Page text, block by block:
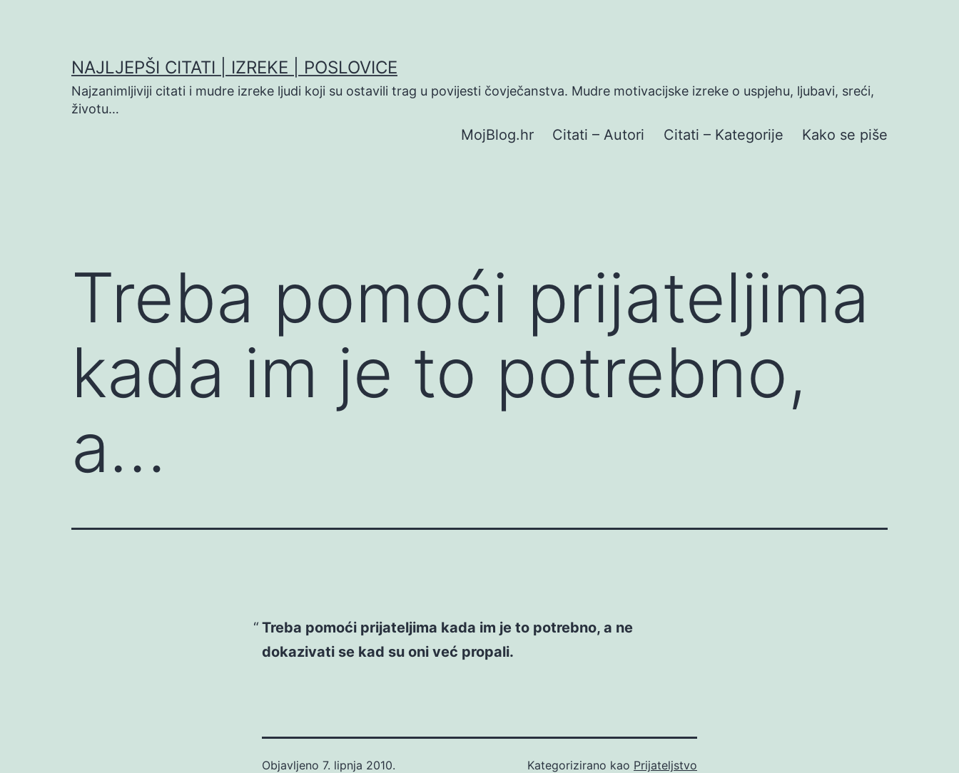
NAJLJEPŠI CITATI | IZREKE | POSLOVICE
Najzanimljiviji citati i mudre izreke ljudi koji su ostavili trag u povijesti čovječanstva. Mudre motivacijske izreke o uspjehu, ljubavi, sreći,
životu…
MojBlog.hr Citati – Autori Citati – Kategorije Kako se piše
Treba pomoći prijateljima
kada im je to potrebno,
a…
Treba pomoći prijateljima kada im je to potrebno, a ne
dokazivati se kad su oni već propali.
Objavljeno 7. lipnja 2010.
Kategorizirano kao Prijateljstvo